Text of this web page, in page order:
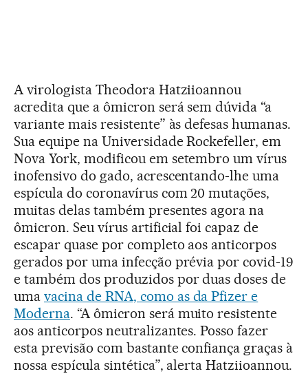
A virologista Theodora Hatziioannou
acredita que a ômicron será sem dúvida “a
variante mais resistente” às defesas humanas.
Sua equipe na Universidade Rockefeller, em
Nova York, modificou em setembro um vírus
inofensivo do gado, acrescentando-lhe uma
espícula do coronavírus com 20 mutações,
muitas delas também presentes agora na
ômicron. Seu vírus artificial foi capaz de
escapar quase por completo aos anticorpos
gerados por uma infecção prévia por covid-19
e também dos produzidos por duas doses de
uma vacina de RNA, como as da Pfizer e
Moderna. “A ômicron será muito resistente
aos anticorpos neutralizantes. Posso fazer
esta previsão com bastante confiança graças à
nossa espícula sintética”, alerta Hatziioannou.